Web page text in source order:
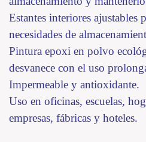
Estantes interiores ajustables
necesidades de
Pintura epoxi en polvo
desvanece con el uso
Impermeable y antioxidante.
Uso en oficinas, escuelas,
empresas, fábricas y hoteles.